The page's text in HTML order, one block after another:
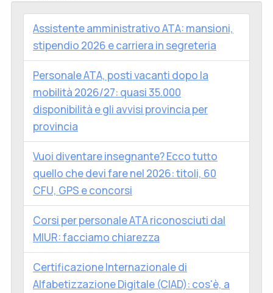
Assistente amministrativo ATA: mansioni,
stipendio 2026 e carriera in segreteria
Personale ATA, posti vacanti dopo la
mobilità 2026/27: quasi 35.000
disponibilità e gli avvisi provincia per
provincia
Vuoi diventare insegnante? Ecco tutto
quello che devi fare nel 2026: titoli, 60
CFU, GPS e concorsi
Corsi per personale ATA riconosciuti dal
MIUR: facciamo chiarezza
Certificazione Internazionale di
Alfabetizzazione Digitale (CIAD): cos'è, a